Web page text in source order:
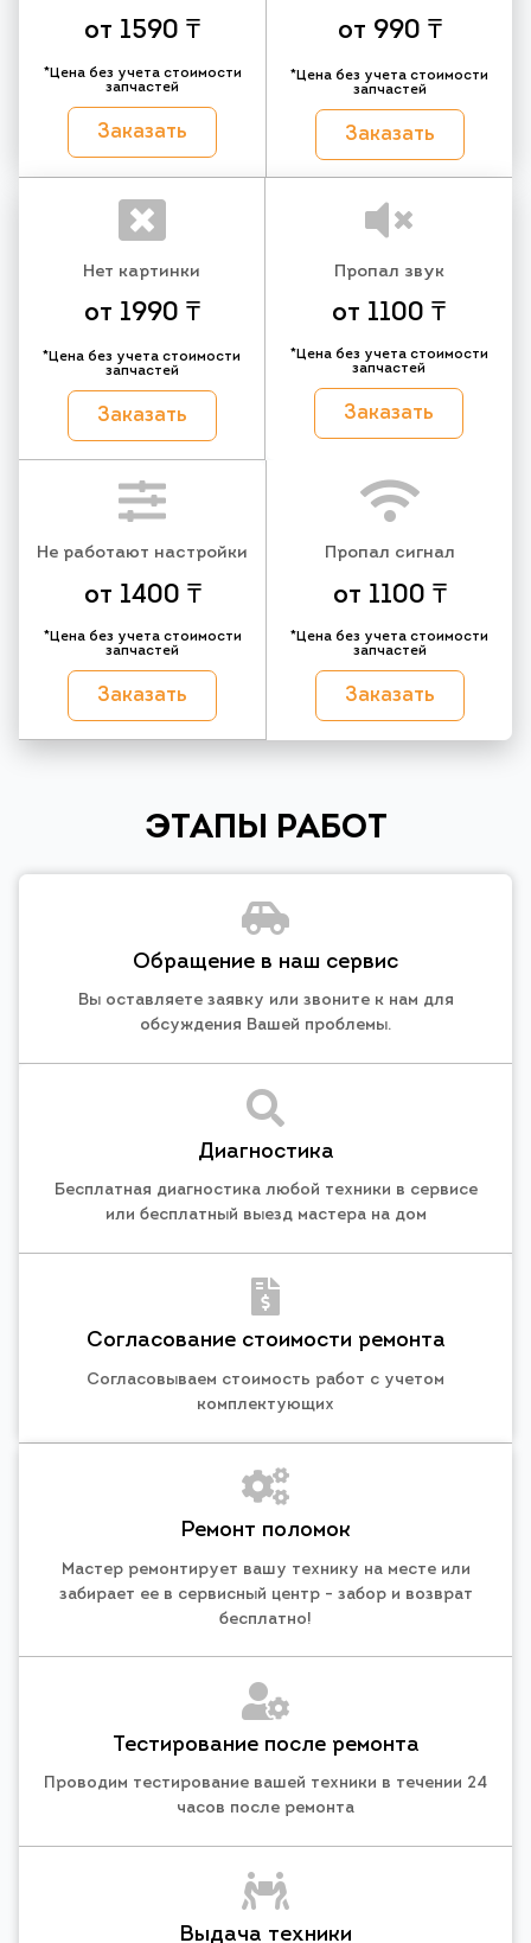
от 1590 ₸
*Цена без учета стоимости
запчастей
Заказать
от 990 ₸
*Цена без учета стоимости
запчастей
Заказать
Нет картинки
от 1990 ₸
*Цена без учета стоимости
запчастей
Заказать
Пропал звук
от 1100 ₸
*Цена без учета стоимости
запчастей
Заказать
Не работают настройки
от 1400 ₸
*Цена без учета стоимости
запчастей
Заказать
Пропал сигнал
от 1100 ₸
*Цена без учета стоимости
запчастей
Заказать
ЭТАПЫ РАБОТ
Обращение в наш сервис
Вы оставляете заявку или звоните к нам для
обсуждения Вашей проблемы.
Диагностика
Бесплатная диагностика любой техники в сервисе
или бесплатный выезд мастера на дом
Согласование стоимости ремонта
Согласовываем стоимость работ с учетом
комплектующих
Ремонт поломок
Мастер ремонтирует вашу технику на месте или
забирает ее в сервисный центр - забор и возврат
бесплатно!
Тестирование после ремонта
Проводим тестирование вашей техники в течении 24
часов после ремонта
Выдача техники